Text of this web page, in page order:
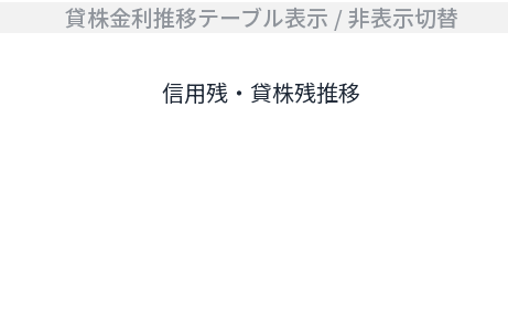
貸株金利推移テーブル表示 / 非表示切替
信用残・貸株残推移